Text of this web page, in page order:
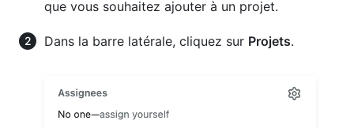
que vous souhaitez ajouter à un projet.
Dans la barre latérale, cliquez sur Projets.